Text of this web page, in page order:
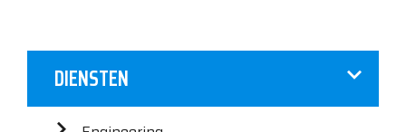
DIENSTEN